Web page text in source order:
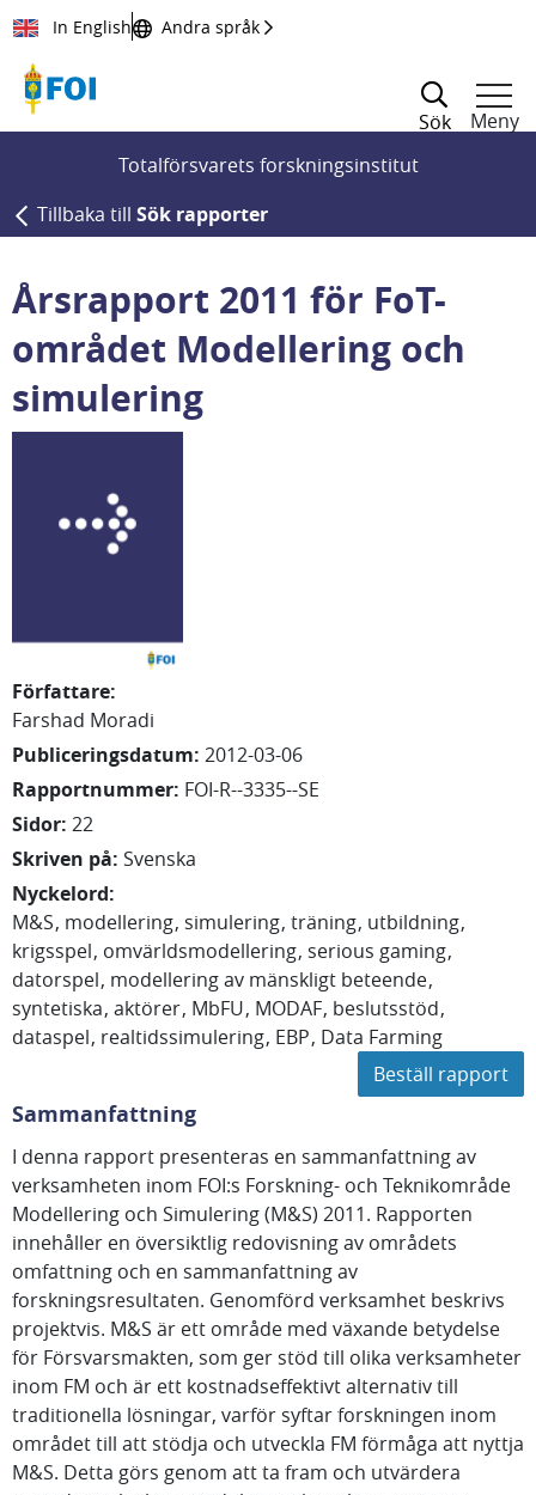
Till innehållet
In English Andra språk
Sök
Meny
Totalförsvarets forskningsinstitut
Tillbaka till Sök rapporter
Årsrapport 2011 för FoT-
området Modellering och
simulering
Författare:
Farshad Moradi
Publiceringsdatum: 2012-03-06
Rapportnummer: FOI-R--3335--SE
Sidor: 22
Skriven på: Svenska
Nyckelord:
M&S modellering simulering träning utbildning
krigsspel omvärldsmodellering serious gaming
datorspel modellering av mänskligt beteende
syntetiska aktörer MbFU MODAF beslutsstöd
dataspel realtidssimulering EBP Data Farming
Beställ rapport
Sammanfattning
I denna rapport presenteras en sammanfattning av
verksamheten inom FOI:s Forskning- och Teknikområde
Modellering och Simulering (M&S) 2011. Rapporten
innehåller en översiktlig redovisning av områdets
omfattning och en sammanfattning av
forskningsresultaten. Genomförd verksamhet beskrivs
projektvis. M&S är ett område med växande betydelse
för Försvarsmakten, som ger stöd till olika verksamheter
inom FM och är ett kostnadseffektivt alternativ till
traditionella lösningar, varför syftar forskningen inom
området till att stödja och utveckla FM förmåga att nyttja
M&S. Detta görs genom att ta fram och utvärdera